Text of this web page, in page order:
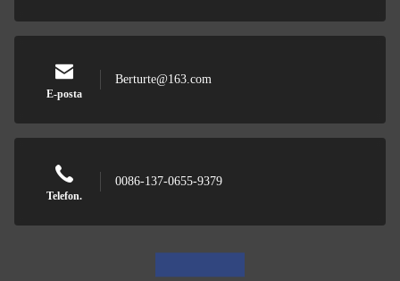
E-posta
Berturte@163.com
Telefon.
0086-137-0655-9379